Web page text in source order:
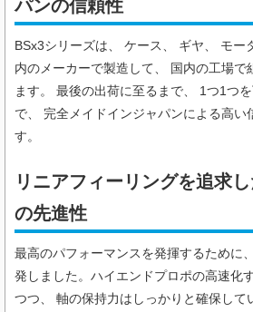
パンの信頼性
BSx3シリーズは、 ケース、 ギヤ、 モー
内のメーカーで製造して、 国内の工場で
ます。 最後の出荷に至るまで、 1つ1つ
で、 完全メイドインジャパンによる高い
す。
リニアフィーリングを追求
の先進性
最高のパフォーマンスを発揮するために
発しました。ハイエンドプロポの高速化
つつ、 軸の保持力はしっかりと確保して